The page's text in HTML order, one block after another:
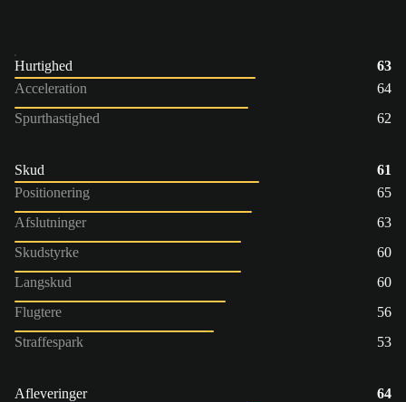
Hurtighed
63
Acceleration
64
Spurthastighed
62
Skud
61
Positionering
65
Afslutninger
63
Skudstyrke
60
Langskud
60
Flugtere
56
Straffespark
53
Afleveringer
64